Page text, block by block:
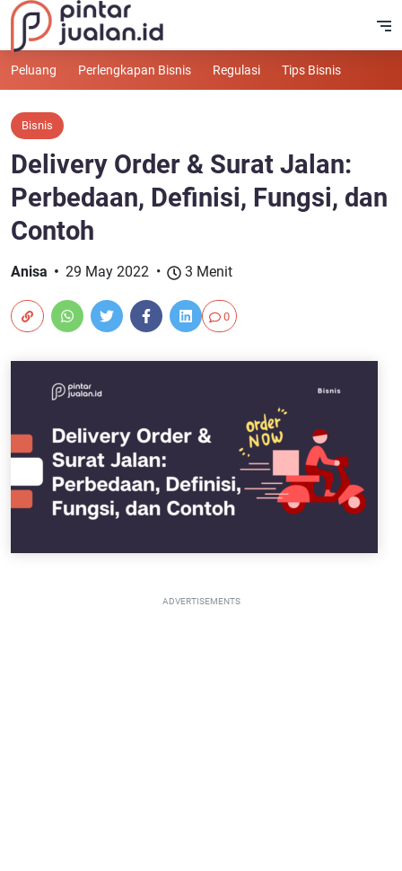
Peluang Perlengkapan Bisnis Regulasi Tips Bisnis
Bisnis
Delivery Order & Surat Jalan:
Perbedaan, Definisi, Fungsi, dan
Contoh
Anisa 29 May 2022 3 Menit
0
ADVERTISEMENTS